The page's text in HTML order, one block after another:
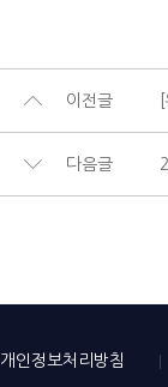
이전글
다음글
개인정보처리방침